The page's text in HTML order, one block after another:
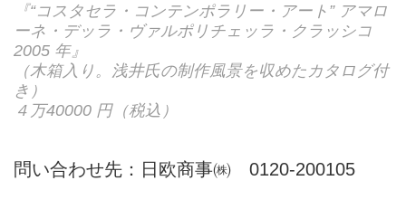
『“コスタセラ・コンテンポラリー・アート” アマロ
ーネ・デッラ・ヴァルポリチェッラ・クラッシコ
2005 年』
（木箱入り。浅井氏の制作風景を収めたカタログ付
き）
４万40000 円（税込）
問い合わせ先：日欧商事㈱ 0120-200105